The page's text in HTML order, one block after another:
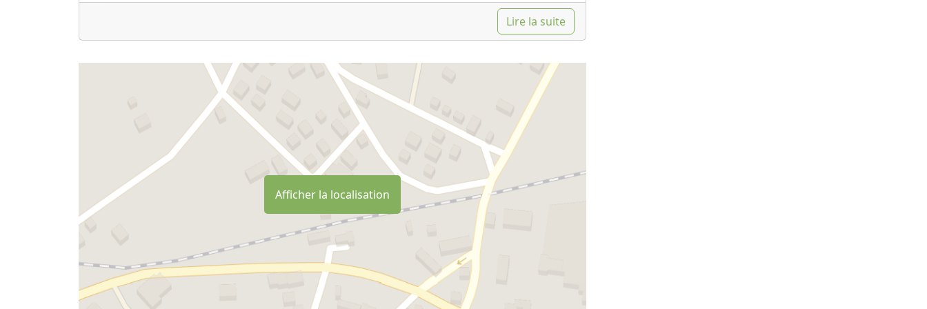
Pour nous, le bien-être passe par le plaisir d'une table qui conjugue saveurs, couleurs et
découverte des traditions. C'est pourquoi dans notre cuisine, nous visons à créer des plats en
choisissant avec soin les produits que nous utilisons.
Pâtes maison, viandes des éleveurs de confiance, vins locaux, des huiles et des farines, des
légumes de nos jardins, les herbes sauvages sauront vous faire apprécier et comprendre
l'importance d'une terre saine, l' eau et l' air. Et un environnement respecté et intact. Notre
cuisine veut vous offrir l'opportunité d'échanger de la valeur entre notre authenticité et votre
bien-être.
EXPÉRIENCES À FAIRE dans l'oasis naturelle de La Casella :
- Spa réservé
- Dîners dans les bois
- Visite guidée gastronomique et œnologique en Toscane avec dégustations de produits typiques
Lire la suite
Afficher la localisation